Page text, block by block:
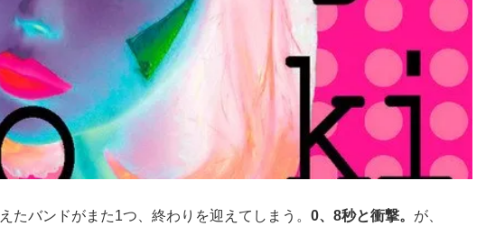
たバンドがまた1つ、終わりを迎えてしまう。 0、8秒と衝撃。 が、